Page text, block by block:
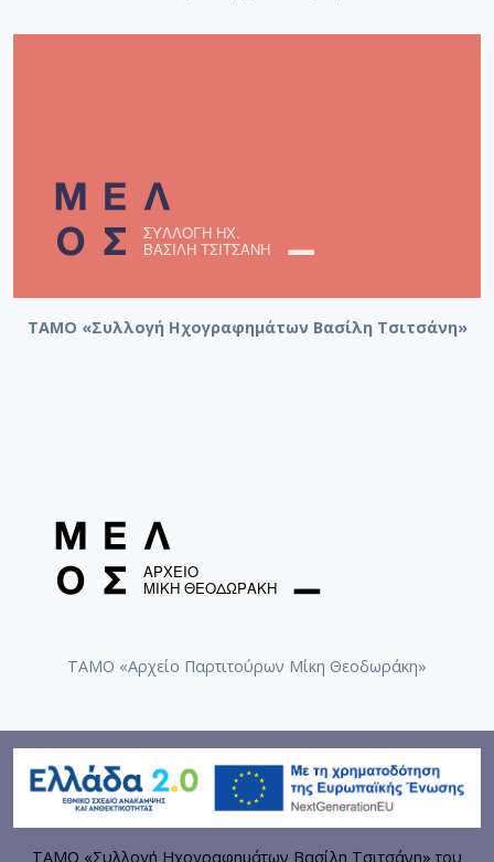
ΤΑΜΟ «Συλλογή Ηχογραφημάτων Βασίλη Τσιτσάνη»
ΤΑΜΟ «Αρχείο Παρτιτούρων Μίκη Θεοδωράκη»
ΤΑΜΟ «Συλλογή Ηχογραφημάτων Βασίλη Τσιτσάνη» του